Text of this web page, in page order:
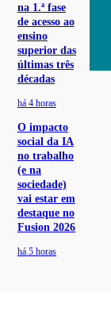
na 1.ª fase
de acesso ao
ensino
superior das
últimas três
décadas
há 4 horas
O impacto
social da IA
no trabalho
(e na
sociedade)
vai estar em
destaque no
Fusion 2026
há 5 horas